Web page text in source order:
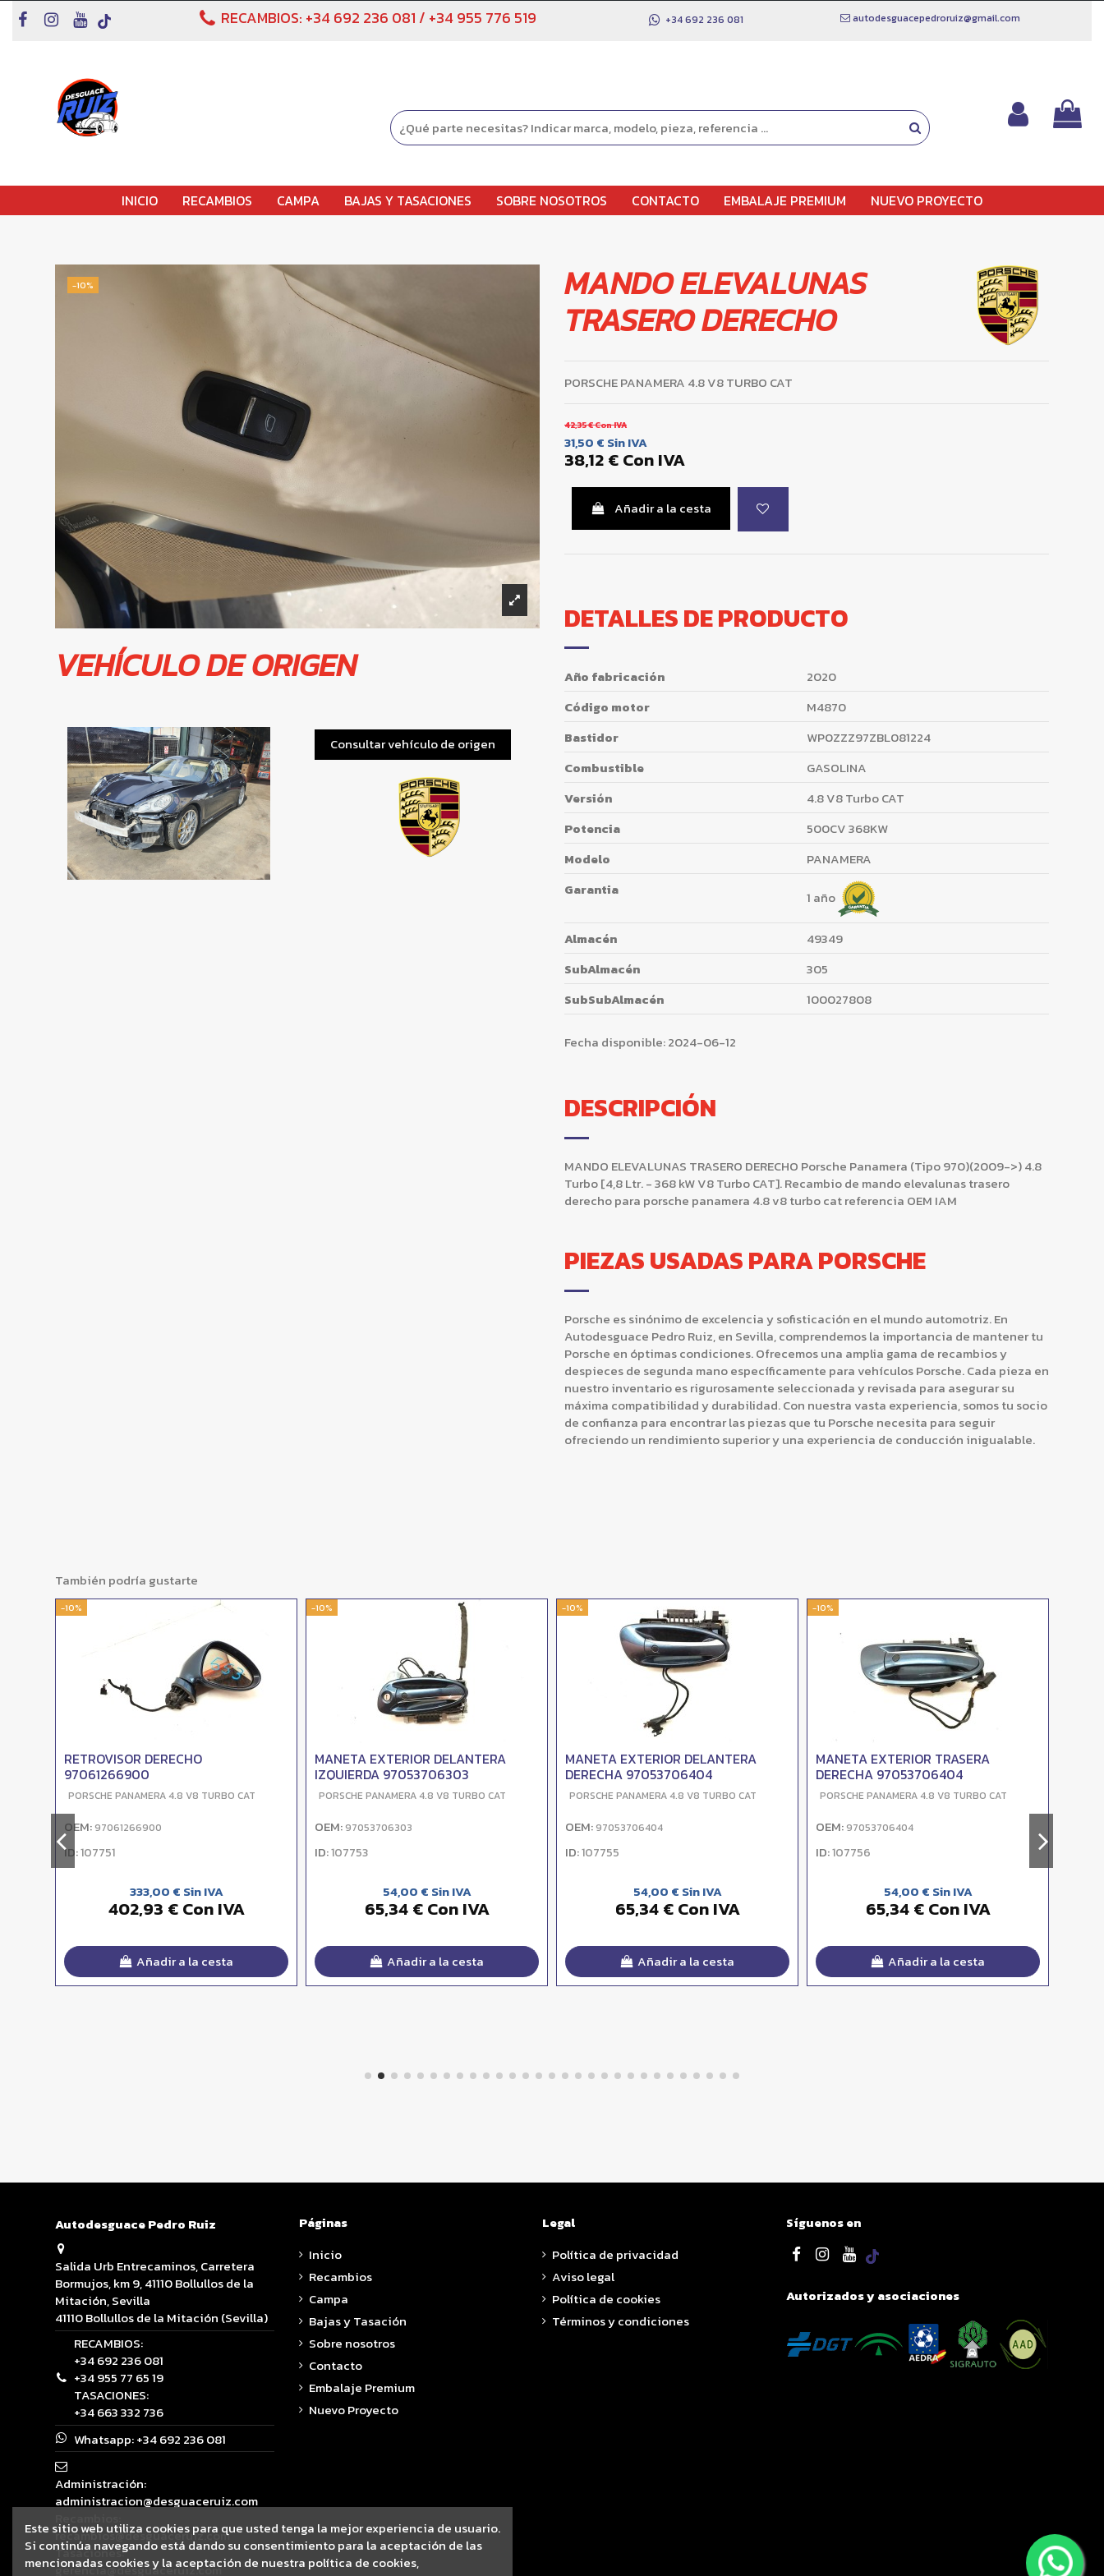
RECAMBIOS: +34 692 236 081 / +34 955 776 519 +34 692 236 081 autodesguacepedroruiz@gmail.com
INICIO RECAMBIOS CAMPA BAJAS Y TASACIONES SOBRE NOSOTROS CONTACTO EMBALAJE PREMIUM NUEVO PROYECTO
-10%
VEHÍCULO DE ORIGEN
Consultar vehículo de origen
MANDO ELEVALUNAS
TRASERO DERECHO
PORSCHE PANAMERA 4.8 V8 TURBO CAT
42,35 €Con IVA
31,50 € Sin IVA
38,12 €Con IVA
Añadir a la cesta
DETALLES DE PRODUCTO
Año fabricación
2020
Código motor
M4870
Bastidor
WP0ZZZ97ZBL081224
Combustible
GASOLINA
Versión
4.8 V8 Turbo CAT
Potencia
500CV 368KW
Modelo
PANAMERA
Garantia
1 año
Almacén
49349
SubAlmacén
305
SubSubAlmacén
100027808
Fecha disponible:2024-06-12
DESCRIPCIÓN
MANDO ELEVALUNAS TRASERO DERECHO Porsche Panamera (Tipo 970)(2009->) 4.8
Turbo [4,8 Ltr. - 368 kW V8 Turbo CAT]. Recambio de mando elevalunas trasero
derecho para porsche panamera 4.8 v8 turbo cat referencia OEM IAM
PIEZAS USADAS PARA PORSCHE
Porsche es sinónimo de excelencia y sofisticación en el mundo automotriz. En
Autodesguace Pedro Ruiz, en Sevilla, comprendemos la importancia de mantener tu
Porsche en óptimas condiciones. Ofrecemos una amplia gama de recambios y
despieces de segunda mano específicamente para vehículos Porsche. Cada pieza en
nuestro inventario es rigurosamente seleccionada y revisada para asegurar su
máxima compatibilidad y durabilidad. Con nuestra vasta experiencia, somos tu socio
de confianza para encontrar las piezas que tu Porsche necesita para seguir
ofreciendo un rendimiento superior y una experiencia de conducción inigualable.
También podría gustarte
-10%
RETROVISOR DERECHO
97061266900
PORSCHE PANAMERA 4.8 V8 TURBO CAT
OEM: 97061266900
ID:107751
333,00 € Sin IVA
402,93 € Con IVA
Añadir a la cesta
-10%
MANETA EXTERIOR DELANTERA
IZQUIERDA 97053706303
PORSCHE PANAMERA 4.8 V8 TURBO CAT
OEM: 97053706303
ID:107753
54,00 € Sin IVA
65,34 € Con IVA
Añadir a la cesta
-10%
MANETA EXTERIOR DELANTERA
DERECHA 97053706404
PORSCHE PANAMERA 4.8 V8 TURBO CAT
OEM: 97053706404
ID:107755
54,00 € Sin IVA
65,34 € Con IVA
Añadir a la cesta
-10%
MANETA EXTERIOR TRASERA
DERECHA 97053706404
PORSCHE PANAMERA 4.8 V8 TURBO CAT
OEM: 97053706404
ID:107756
54,00 € Sin IVA
65,34 € Con IVA
Añadir a la cesta
Autodesguace Pedro Ruiz
Salida Urb Entrecaminos, Carretera
Bormujos, km 9, 41110 Bollullos de la
Mitación, Sevilla
41110 Bollullos de la Mitación (Sevilla)
RECAMBIOS:
+34 692 236 081
+34 955 77 65 19
TASACIONES:
+34 663 332 736
Whatsapp:+34 692 236 081
Administración:
administracion@desguaceruiz.com
recambios@desguaceruiz.com
Tasaciones:
gerencia@desguaceruiz.com
Páginas
Inicio
Recambios
Campa
Bajas y Tasación
Sobre nosotros
Contacto
Embalaje Premium
Nuevo Proyecto
Legal
Política de privacidad
Aviso legal
Política de cookies
Términos y condiciones
Síguenos en
Autorizados y asociaciones
Este sitio web utiliza cookies para que usted tenga la mejor experiencia de usuario.
Si continúa navegando está dando su consentimiento para la aceptación de las
mencionadas cookies y la aceptación de nuestra política de cookies,